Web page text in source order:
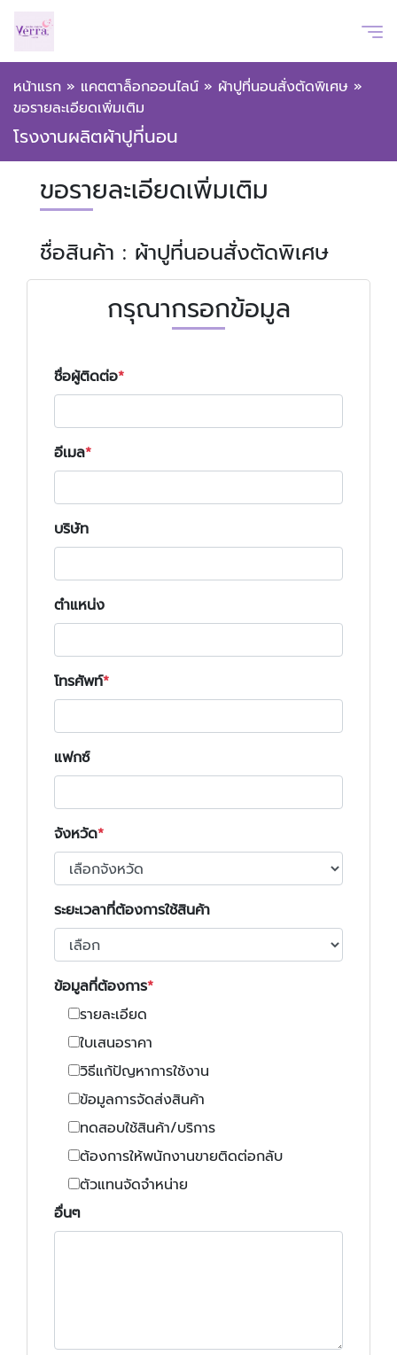
หน้าแรก » แคตตาล็อกออนไลน์ » ผ้าปูที่นอนสั่งตัดพิเศษ »
ขอรายละเอียดเพิ่มเติม
โรงงานผลิตผ้าปูที่นอน
ขอรายละเอียดเพิ่มเติม
ชื่อสินค้า : ผ้าปูที่นอนสั่งตัดพิเศษ
กรุณากรอกข้อมูล
ชื่อผู้ติดต่อ
อีเมล
บริษัท
ตำแหน่ง
โทรศัพท์
แฟกซ์
จังหวัด
ระยะเวลาที่ต้องการใช้สินค้า
ข้อมูลที่ต้องการ
รายละเอียด
ใบเสนอราคา
วิธีแก้ปัญหาการใช้งาน
ข้อมูลการจัดส่งสินค้า
ทดสอบใช้สินค้า/บริการ
ต้องการให้พนักงานขายติดต่อกลับ
ตัวแทนจัดจำหน่าย
อื่นๆ